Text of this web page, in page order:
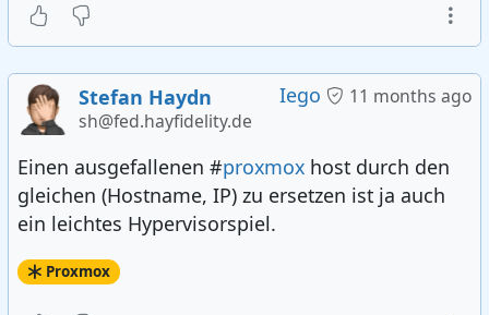
Iego 11 months ago
Stefan Haydn
sh@fed.hayfidelity.de
Einen ausgefallenen #proxmox host durch den
gleichen (Hostname, IP) zu ersetzen ist ja auch
ein leichtes Hypervisorspiel.
Proxmox